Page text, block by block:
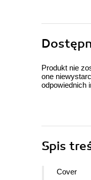
Produkt nie
one
odpowiednich
Spis
Cover